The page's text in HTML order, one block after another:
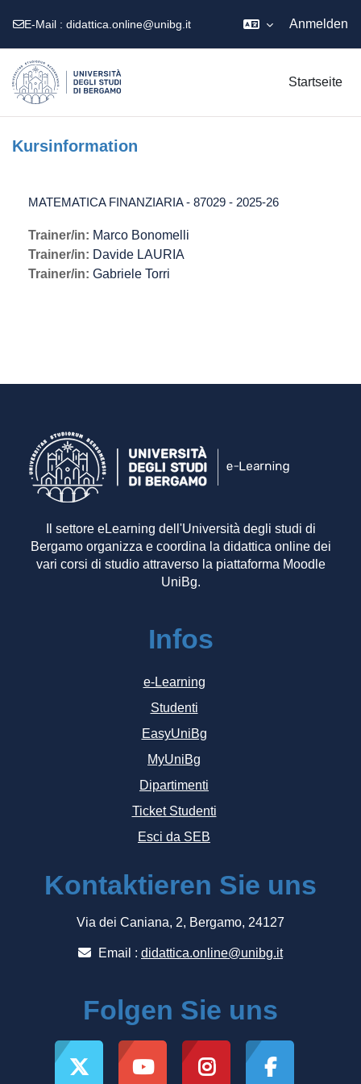
E-Mail : didattica.online@unibg.it Anmelden
Startseite
Kursinformation
MATEMATICA FINANZIARIA - 87029 - 2025-26
Trainer/in: Marco Bonomelli
Trainer/in: Davide LAURIA
Trainer/in: Gabriele Torri
Il settore eLearning dell'Università degli studi di
Bergamo organizza e coordina la didattica online dei
vari corsi di studio attraverso la piattaforma Moodle
UniBg.
Infos
e-Learning
Studenti
EasyUniBg
MyUniBg
Dipartimenti
Ticket Studenti
Esci da SEB
Kontaktieren Sie uns
Via dei Caniana, 2, Bergamo, 24127
Email : didattica.online@unibg.it
Folgen Sie uns